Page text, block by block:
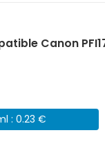
Canon
: 0.23 €